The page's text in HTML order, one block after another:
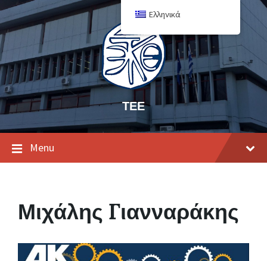
ΤΕΕ
Menu
Μιχάλης Γιανναράκης
Ελληνικά